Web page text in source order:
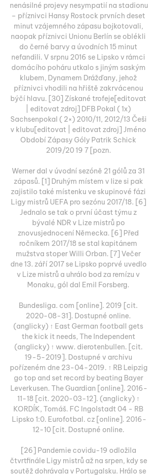
nenásilné projevy nesympatií na stadionu
– příznivci Hansy Rostock prvních deset
minut vzájemného zápasu bojkotovali,
naopak příznivci Unionu Berlín se oblékli
do černé barvy a úvodních 15 minut
nefandili. V srpnu 2016 se Lipsko v rámci
domácího poháru utkalo s jiným saským
klubem, Dynamem Drážďany, jehož
příznivci vhodili na hřiště zakrvácenou
býčí hlavu. [30] Získané trofeje[editovat
| editovat zdroj] DFB Pokal ( 1x)
Sachsenpokal ( 2×) 2010/11, 2012/13 Češi
v klubu[editovat | editovat zdroj] Jméno
Období Zápasy Góly Patrik Schick
2019/20 19 7 [pozn.
Werner dal v úvodní sezóně 21 gólů za 31
zápasů. [1] Druhým místem v lize si pak
zajistilo také místenku ve skupinové fázi
Ligy mistrů UEFA pro sezónu 2017/18. [6]
Jednalo se tak o první účast týmu z
bývalé NDR v Lize mistrů po
znovusjednocení Německa. [6] Před
ročníkem 2017/18 se stal kapitánem
mužstva stoper Willi Orban. [7] Večer
dne 13. září 2017 se Lipsko poprvé uvedlo
v Lize mistrů a uhrálo bod za remízu v
Monaku, gól dal Emil Forsberg.
Bundesliga. com [online]. 2019 [cit.
2020-08-31]. Dostupné online.
(anglicky) ↑ East German football gets
the kick it needs, The Independent
(anglicky) ↑ www. dierotenbullen. [cit.
19-5-2019]. Dostupné v archivu
pořízeném dne 23-04-2019. ↑ RB Leipzig
go top and set record by beating Bayer
Leverkusen. The Guardian [online]. 2016-
11-18 [cit. 2020-03-12]. (anglicky) ↑
KORDÍK, Tomáš. FC Ingolstadt 04 - RB
Lipsko 1:0. Eurofotbal. cz [online]. 2016-
12-10 [cit. Dostupné online.
[26] Pandemie covidu-19 odložila
čtvrtfinále Ligy mistrů až na srpen, kdy se
soutěž dohrávala v Portugalsku. Hrálo se